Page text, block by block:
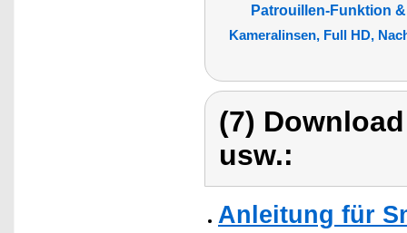
Patrouillen-Funktion
Kameralinsen, Full HD,
(7)
usw.:
Anleitung für